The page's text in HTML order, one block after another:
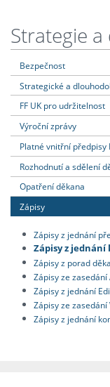
Strategie
Bezpečnost
Strategické a
FF UK pro udržitelnost
Výroční zprávy
Platné vnitřní předpisy
Rozhodnutí a sdělení
Opatření děkana
Zápisy
Zápisy z jednání
Zápisy z jednání
Zápisy z porad
Zápisy ze zasedání
Zápisy z jednání
Zápisy ze zasedání
Zápisy z jednání